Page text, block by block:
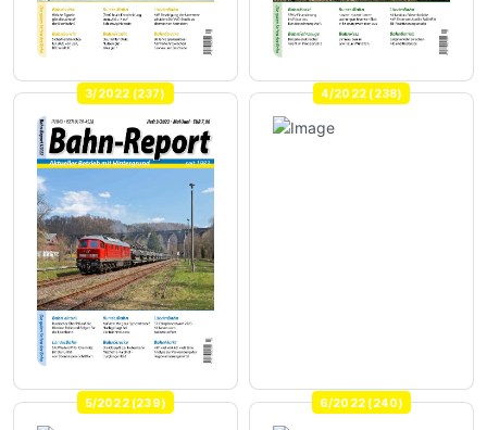
3/2022 (237) 4/2022 (238)
5/2022 (239) 6/2022 (240)